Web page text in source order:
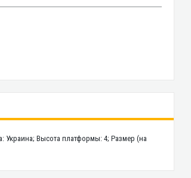
Украина; Высота платформы: 4; Размер (на